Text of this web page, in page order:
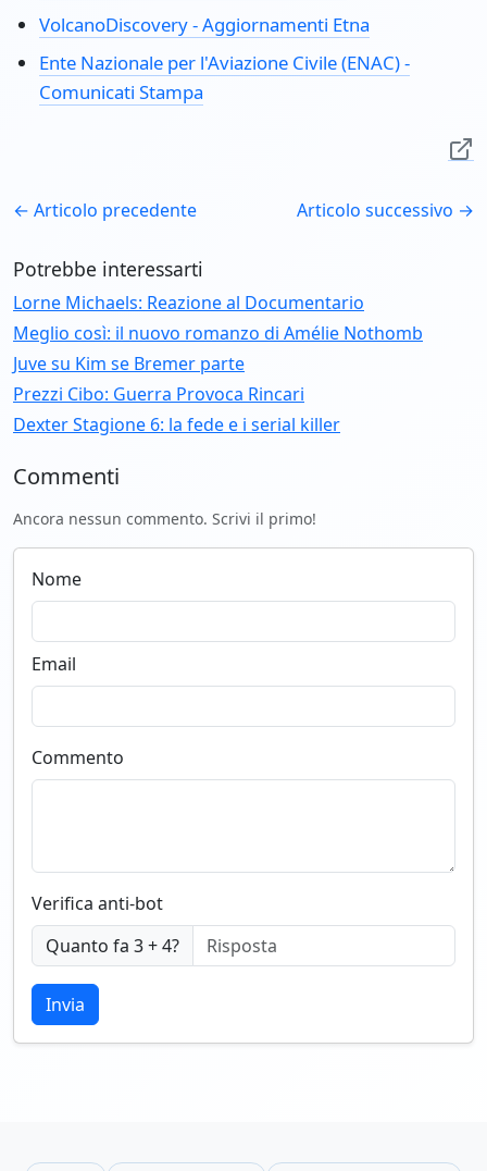
VolcanoDiscovery - Aggiornamenti Etna
Ente Nazionale per l'Aviazione Civile (ENAC) -
Comunicati Stampa
← Articolo precedente Articolo successivo →
Potrebbe interessarti
Lorne Michaels: Reazione al Documentario
Meglio così: il nuovo romanzo di Amélie Nothomb
Juve su Kim se Bremer parte
Prezzi Cibo: Guerra Provoca Rincari
Dexter Stagione 6: la fede e i serial killer
Commenti
Ancora nessun commento. Scrivi il primo!
Nome
Email
Commento
Verifica anti-bot
Quanto fa 3 + 4?
Invia